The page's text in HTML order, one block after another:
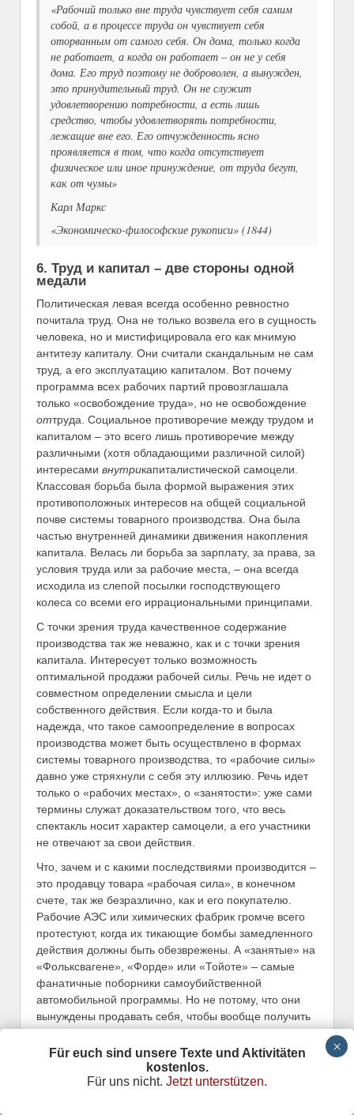
«Рабочий только вне труда чувствует себя самим
собой, а в процессе труда он чувствует себя
оторванным от самого себя. Он дома, только когда
не работает, а когда он работает – он не у себя
дома. Его труд поэтому не доброволен, а вынужден,
это принудительный труд. Он не служит
удовлетворению потребности, а есть лишь
средство, чтобы удовлетворять потребности,
лежащие вне его. Его отчужденность ясно
проявляется в том, что когда отсутствует
физическое или иное принуждение, от труда бегут,
как от чумы»
Карл Маркс
«Экономическо-философские рукописи» (1844)
6. Труд и капитал – две стороны одной
медали
Политическая левая всегда особенно ревностно
почитала труд. Она не только возвела его в сущность
человека, но и мистифицировала его как мнимую
антитезу капиталу. Они считали скандальным не сам
труд, а его эксплуатацию капиталом. Вот почему
программа всех рабочих партий провозглашала
только «освобождение труда», но не освобождение
оттруда. Социальное противоречие между трудом и
капиталом – это всего лишь противоречие между
различными (хотя обладающими различной силой)
интересами внутрикапиталистической самоцели.
Классовая борьба была формой выражения этих
противоположных интересов на общей социальной
почве системы товарного производства. Она была
частью внутренней динамики движения накопления
капитала. Велась ли борьба за зарплату, за права, за
условия труда или за рабочие места, – она всегда
исходила из слепой посылки господствующего
колеса со всеми его иррациональными принципами.
С точки зрения труда качественное содержание
производства так же неважно, как и с точки зрения
капитала. Интересует только возможность
оптимальной продажи рабочей силы. Речь не идет о
совместном определении смысла и цели
собственного действия. Если когда-то и была
надежда, что такое самоопределение в вопросах
производства может быть осуществлено в формах
системы товарного производства, то «рабочие силы»
давно уже стряхнули с себя эту иллюзию. Речь идет
только о «рабочих местах», о «занятости»: уже сами
термины служат доказательством того, что весь
спектакль носит характер самоцели, а его участники
не отвечают за свои действия.
Что, зачем и с какими последствиями производится –
это продавцу товара «рабочая сила», в конечном
счете, так же безразлично, как и его покупателю.
Рабочие АЭС или химических фабрик громче всего
протестуют, когда их тикающие бомбы замедленного
действия должны быть обезврежены. А «занятые» на
«Фольксвагене», «Форде» или «Тойоте» – самые
фанатичные поборники самоубийственной
автомобильной программы. Но не потому, что они
вынуждены продавать себя, чтобы вообще получить
возможность жить, а потому что они и в самом деле
отождествляют себя с этим тупым существованием.
Социологи, профсоюзные деятели, попы и другие
профессиональные теологи «социального вопроса»
Für euch sind unsere Texte und Aktivitäten
kostenlos.
Für uns nicht. Jetzt unterstützen.